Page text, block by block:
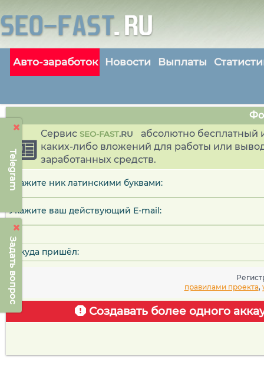
Telegram
Задать вопрос
Авто-заработок Новости Выплаты
Сервис SEO-FAST.RU
абсолютно бесплатный
каких-либо вложений для работы или
заработанных средств.
Укажите ник латинскими буквами:
Укажите ваш действующий E-mail:
Откуда пришёл:
правилами проекта,
Создавать более одного